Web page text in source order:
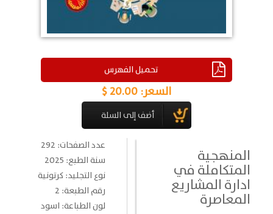
تحميل الفهرس
السعر: 20.00 $
المنهجية
المتكاملة في
ادارة المشاريع
المعاصرة
عدد الصفحات: 292
سنة الطبع: 2025
نوع التجليد: كرتونية
رقم الطبعة: 2
لون الطباعة: اسود